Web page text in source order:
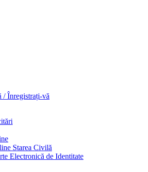
/ Înregistrați-vă
Starea Civilă
Electronică de Identitate